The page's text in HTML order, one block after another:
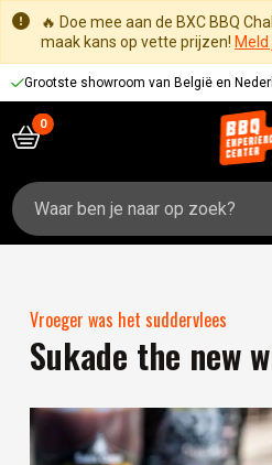
🔥 Doe mee aan de BXC BBQ
maak kans op vette prijzen!
Grootste showroom van België en
Zoeken
naar:
Vroeger was het suddervlees
Sukade the new